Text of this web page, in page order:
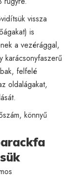
vissza
is
a vezérággal,
karácsonyfaszerű
felfelé
oldalágakat,
könnyű